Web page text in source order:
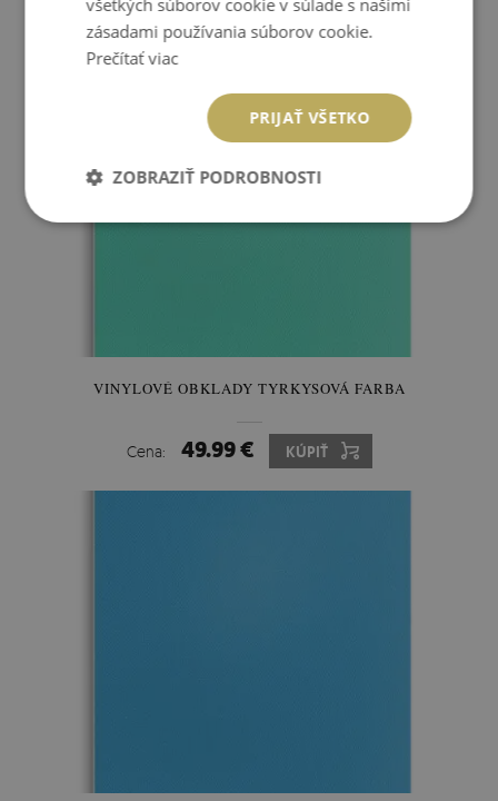
Cena: 49.99 € KÚPIŤ
VINYLOVÉ OBKLADY TYRKYSOVÁ FARBA
Cena: 49.99 € KÚPIŤ
všetkých súborov cookie v súlade s našimi
zásadami používania súborov cookie.
Prečítať viac
PRIJAŤ VŠETKO
ZOBRAZIŤ PODROBNOSTI